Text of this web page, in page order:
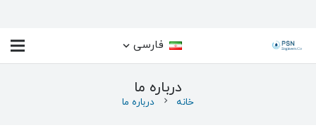
فارسی
درباره ما
خانه chevron_right درباره ما